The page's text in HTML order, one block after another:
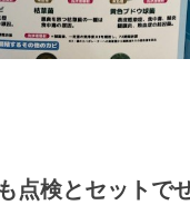
点検とセットで